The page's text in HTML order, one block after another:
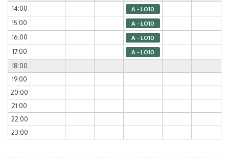
14:00
A - LO10
15:00 A - LO10
16:00 A - LO10
17:00 A - LO10
18:00
19:00
20:00
21:00
22:00
23:00